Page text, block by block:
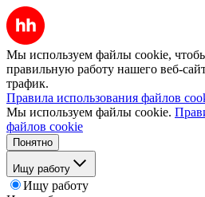
Мы используем файлы cookie,
правильную работу нашего веб-
трафик.
Правила использования файлов
Мы используем файлы cookie.
файлов cookie
Понятно
Ищу работу
Ищу работу